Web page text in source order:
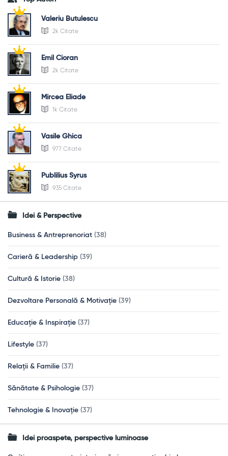
Valeriu Butulescu
2k Citate
Emil Cioran
2k Citate
Mircea Eliade
1k Citate
Vasile Ghica
977 Citate
Publilius Syrus
935 Citate
Idei & Perspective
Business & Antreprenoriat (38)
Carieră & Leadership (39)
Cultură & Istorie (38)
Dezvoltare Personală & Motivație (39)
Educație & Inspirație (37)
Lifestyle (37)
Relații & Familie (37)
Sănătate & Psihologie (37)
Tehnologie & Inovație (37)
Idei proaspete, perspective luminoase